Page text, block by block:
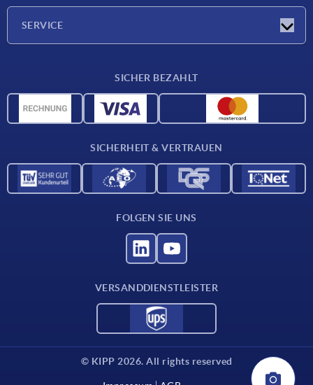
SERVICE
CAD-Daten
SICHER BEZAHLT
SICHERHEIT & VERTRAUEN
FOLGEN SIE UNS
VERSANDDIENSTLEISTER
© KIPP 2026. All rights reserved